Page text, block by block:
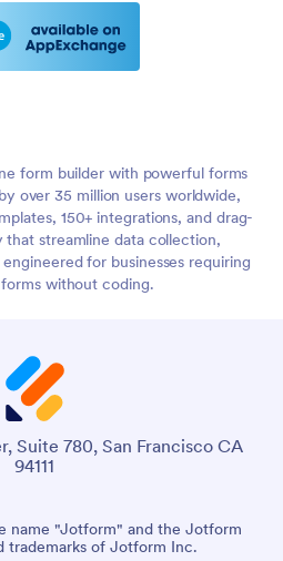
form builder with powerful forms
over 35 million users worldwide,
150+ integrations, and drag-
streamline data collection,
for businesses requiring
without coding.
Suite 780, San Francisco CA
94111
name "Jotform" and the Jotform
trademarks of Jotform Inc.